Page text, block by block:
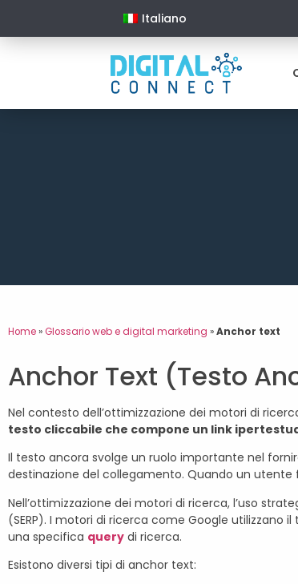
Italiano
Home»Glossario web e digital marketing »Anchor text
Anchor Text (Testo
Nel contesto dell’ottimizzazione dei motori di
testo cliccabile che compone un link
Il testo ancora svolge un ruolo importante nel
destinazione del collegamento. Quando un utente
Nell’ottimizzazione dei motori di ricerca, l’uso
(SERP). I motori di ricerca come Google
una specifica query di ricerca.
Esistono diversi tipi di anchor text: